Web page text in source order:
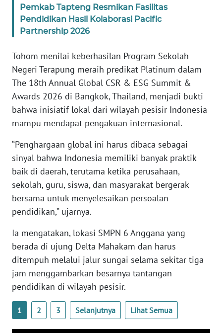
Pemkab Tapteng Resmikan Fasilitas
Pendidikan Hasil Kolaborasi Pacific
Partnership 2026
Tohom menilai keberhasilan Program Sekolah
Negeri Terapung meraih predikat Platinum dalam
The 18th Annual Global CSR & ESG Summit &
Awards 2026 di Bangkok, Thailand, menjadi bukti
bahwa inisiatif lokal dari wilayah pesisir Indonesia
mampu mendapat pengakuan internasional.
“Penghargaan global ini harus dibaca sebagai
sinyal bahwa Indonesia memiliki banyak praktik
baik di daerah, terutama ketika perusahaan,
sekolah, guru, siswa, dan masyarakat bergerak
bersama untuk menyelesaikan persoalan
pendidikan,” ujarnya.
Ia mengatakan, lokasi SMPN 6 Anggana yang
berada di ujung Delta Mahakam dan harus
ditempuh melalui jalur sungai selama sekitar tiga
jam menggambarkan besarnya tantangan
pendidikan di wilayah pesisir.
1 2 3 Selanjutnya Lihat Semua
WN
PAPUA
PAPUA
RIAU
WN
WN
JAMBI
WN
SULTRA
WN
NTB
WN
SULTENG
SULBAR